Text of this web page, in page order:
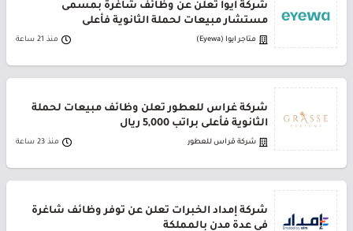
شركة أيوا تعلن عن وظائف شاغرة بمسمى
مستشار مبيعات لحملة الثانوية فأعلى
متاجر ايوا (Eyewa) منذ 21 ساعة
شركة غراس للعطور تعلن وظائف مبيعات لحملة
الثانوية فأعلى براتب 5,000 ريال
شركة قراس للعطور منذ 23 ساعة
شركة إمداد الخبرات تعلن عن توفر وظائف شاغرة
في عدة مدن بالمملكة